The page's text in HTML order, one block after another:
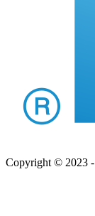
Copyright © 2023 -